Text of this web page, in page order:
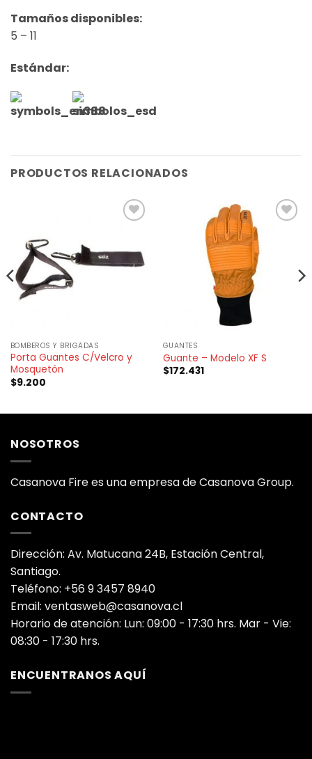
Tamaños disponibles:
5 – 11
Estándar:
PRODUCTOS RELACIONADOS
BOMBEROS Y BRIGADAS
Porta Guantes C/Velcro y
Mosquetón
$9.200
GUANTES
Guante – Modelo XF S
$172.431
NOSOTROS
Casanova Fire es una empresa de Casanova Group.
CONTACTO
Dirección: Av. Matucana 24B, Estación Central,
Santiago.
Teléfono: +56 9 3457 8940
Email: ventasweb@casanova.cl
Horario de atención: Lun: 09:00 - 17:30 hrs. Mar - Vie:
08:30 - 17:30 hrs.
ENCUENTRANOS AQUÍ